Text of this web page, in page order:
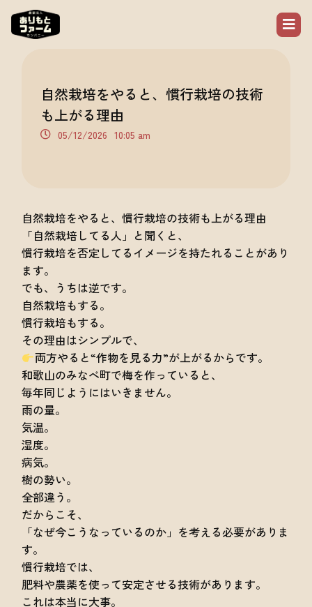
自然栽培をやると、慣行栽培の技術
も上がる理由
05/12/2026 10:05 am
自然栽培をやると、慣行栽培の技術も上がる理由
「自然栽培してる人」と聞くと、
慣行栽培を否定してるイメージを持たれることがあり
ます。
でも、うちは逆です。
自然栽培もする。
慣行栽培もする。
その理由はシンプルで、
両方やると“作物を見る力”が上がるからです。
和歌山のみなべ町で梅を作っていると、
毎年同じようにはいきません。
雨の量。
気温。
湿度。
病気。
樹の勢い。
全部違う。
だからこそ、
「なぜ今こうなっているのか」を考える必要がありま
す。
慣行栽培では、
肥料や農薬を使って安定させる技術があります。
これは本当に大事。